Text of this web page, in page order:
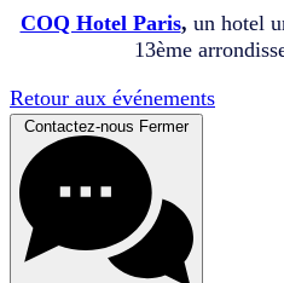
COQ Hotel Paris, un hotel
13ème
Retour aux événements
Contactez-nous Fermer